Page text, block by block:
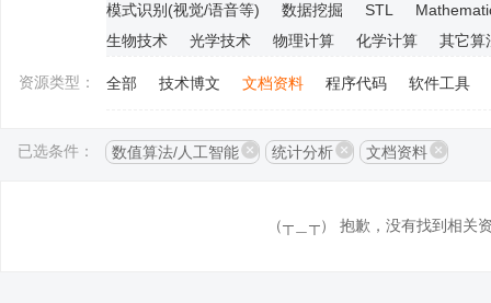
模式识别(视觉/语音等)
数据挖掘 STL
生物技术
光学技术 物理计算 化学计算 其它算
资源类型： 全部 技术博文 文档资料 程序代码 软件工具
已选条件： 数值算法/人工智能 统计分析 文档资料
（┬＿┬） 抱歉，没有找到相关